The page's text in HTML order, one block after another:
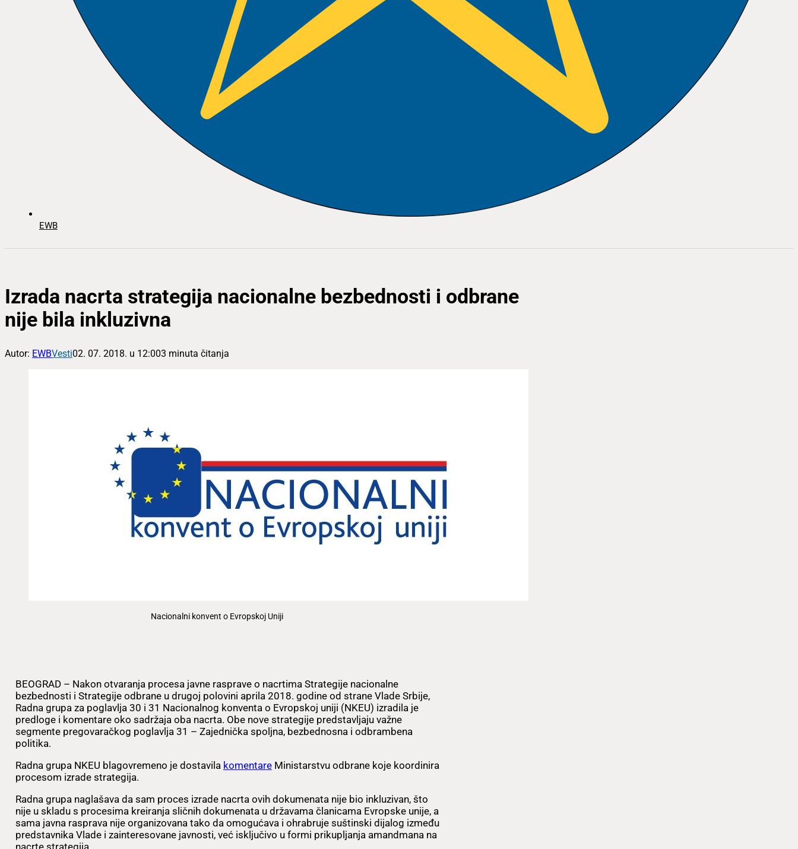
EWB
Izrada nacrta strategija nacionalne bezbednosti i odbrane
nije bila inkluzivna
Autor: EWBVesti02. 07. 2018. u 12:003 minuta čitanja
Nacionalni konvent o Evropskoj Uniji
BEOGRAD – Nakon otvaranja procesa javne rasprave o nacrtima Strategije nacionalne
bezbednosti i Strategije odbrane u drugoj polovini aprila 2018. godine od strane Vlade Srbije,
Radna grupa za poglavlja 30 i 31 Nacionalnog konventa o Evropskoj uniji (NKEU) izradila je
predloge i komentare oko sadržaja oba nacrta. Obe nove strategije predstavljaju važne
segmente pregovaračkog poglavlja 31 – Zajednička spoljna, bezbednosna i odbrambena
politika.
Radna grupa NKEU blagovremeno je dostavila komentareMinistarstvu odbrane koje koordinira
procesom izrade strategija.
Radna grupa naglašava da sam proces izrade nacrta ovih dokumenata nije bio inkluzivan, što
nije u skladu s procesima kreiranja sličnih dokumenata u državama članicama Evropske unije, a
sama javna rasprava nije organizovana tako da omogućava i ohrabruje suštinski dijalog između
predstavnika Vlade i zainteresovane javnosti, već isključivo u formi prikupljanja amandmana na